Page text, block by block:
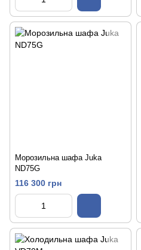
Морозильна шафа Juka
ND75G
116 300 грн